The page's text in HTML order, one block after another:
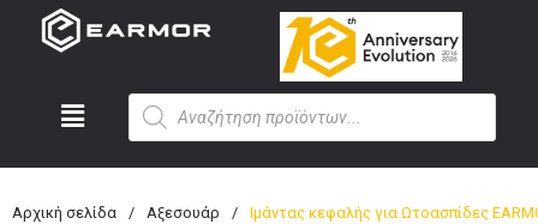
Αρχική σελίδα / Αξεσουάρ / Ιμάντας κεφαλής για Ωτοασπίδες